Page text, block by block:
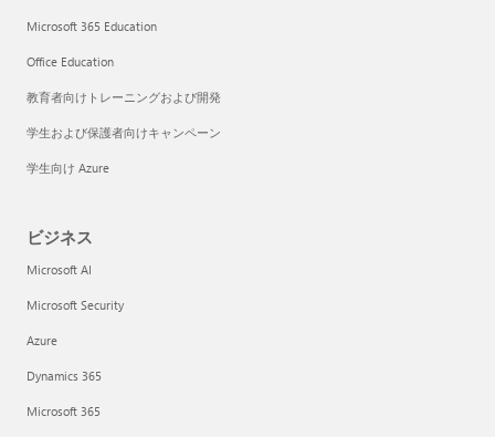
Microsoft 365 Education
Office Education
教育者向けトレーニングおよび開発
学生および保護者向けキャンペーン
学生向け Azure
ビジネス
Microsoft AI
Microsoft Security
Azure
Dynamics 365
Microsoft 365